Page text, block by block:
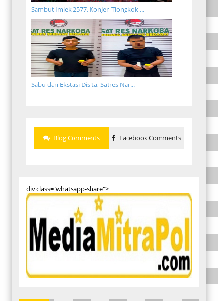
Sambut Imlek 2577, KonJen Tiongkok ...
Sabu dan Ekstasi Disita, Satres Nar...
Blog Comments Facebook Comments
div class="whatsapp-share">